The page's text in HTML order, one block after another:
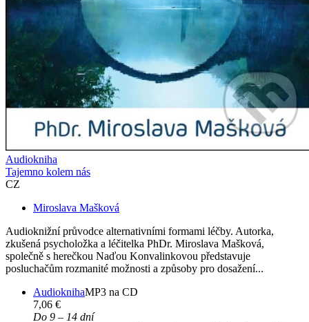
Audiokniha
Tajemno kolem nás
CZ
Miroslava Mašková
Audioknižní průvodce alternativními formami léčby. Autorka,
zkušená psycholožka a léčitelka PhDr. Miroslava Mašková,
společně s herečkou Naďou Konvalinkovou představuje
posluchačům rozmanité možnosti a způsoby pro dosažení...
AudioknihaMP3 na CD
7,06 €
Do 9 – 14 dní